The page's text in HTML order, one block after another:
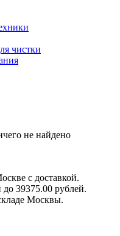
чистки
не найдено
с доставкой.
39375.00 рублей.
Москвы.